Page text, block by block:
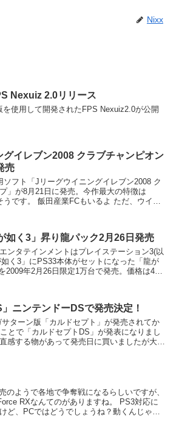
Nixx
Nexuiz 2.0リリース
使用して開発されたFPS Nexuiz2.0が公開
グイレブン2008 クラブチャンピオン
売
ソフト「Jリーグウイニングイレブン2008 ク
」が8月21日に発売。今作最大の特徴は
いるよ ただ、ウイニ
如く3」昇り龍パック2月26日発売
ンタテインメントはプレイステーション3(以
く3」にPS33本体がセットになった「龍が
2009年2月26日限定1万台で発売。価格は4万
」ニンテンドーDSで発売決定！
ターン版「カルドセプト」が発売されてか
とで「カルドセプトDS」が発表になりまし
感する物があって発売日に買いましたが大当
のようで各地で争奪戦になるらしいですが、
なんてのがありますね。 PS3対応に
ど、PCではどうでしょうね？動くんじゃな